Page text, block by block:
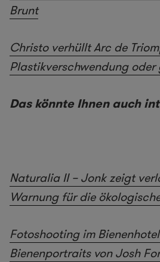
Brunt
Christo verhüllt Arc de
Plastikverschwendung oder
Das könnte Ihnen auch
Naturalia II – Jonk zeigt
Warnung für die
Fotoshooting im
Bienenportraits von Josh